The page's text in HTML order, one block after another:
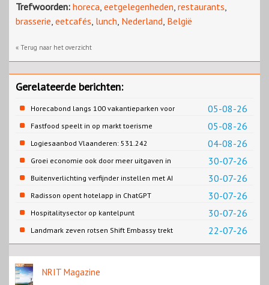
Trefwoorden: horeca, eetgelegenheden, restaurants,
brasserie, eetcafés, lunch, Nederland, België
« Terug naar het overzicht
Gerelateerde berichten:
05-08-26
Horecabond langs 100 vakantieparken voor
Cao-recreatie
05-08-26
Fastfood speelt in op markt toerisme
04-08-26
Logiesaanbod Vlaanderen: 531.242
slaapplaatsen
30-07-26
Groei economie ook door meer uitgaven in
horeca
30-07-26
Buitenverlichting verfijnder instellen met AI
30-07-26
Radisson opent hotelapp in ChatGPT
30-07-26
Hospitalitysector op kantelpunt
22-07-26
Landmark zeven rotsen Shift Embassy trekt
naar verwachting honderdduizenden
bezoekers
NRIT Magazine